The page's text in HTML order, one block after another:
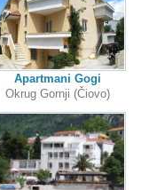
Apartmani Gogi
Okrug Gornji (Čiovo)